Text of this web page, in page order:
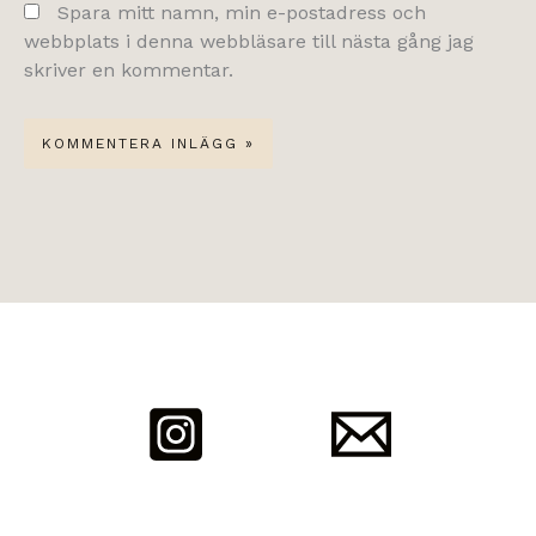
Spara mitt namn, min e-postadress och
webbplats i denna webbläsare till nästa gång jag
skriver en kommentar.